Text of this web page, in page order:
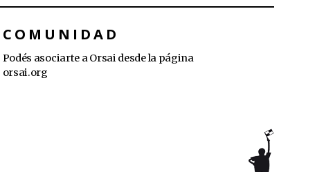
COMUNIDAD
Podés asociarte a Orsai desde la página
orsai.org